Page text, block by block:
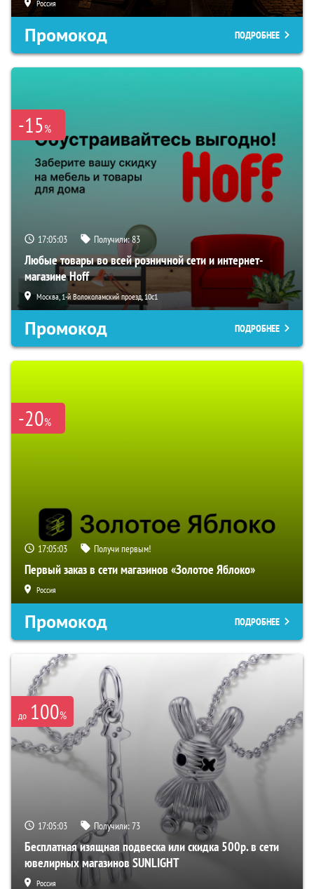
Россия
Промокод ПОДРОБНЕЕ
-15%
17:05:02 Получили:83
Любые товары во всей розничной сети и интернет-
магазине Hoff
Москва, 1-й Волоколамский проезд, 10с1
Промокод ПОДРОБНЕЕ
-20%
17:05:02 Получи первым!
Первый заказ в сети магазинов «Золотое Яблоко»
Россия
Промокод ПОДРОБНЕЕ
до 100%
17:05:02 Получили:73
Бесплатная изящная подвеска или скидка 500р. в сети
ювелирных магазинов SUNLIGHT
Россия